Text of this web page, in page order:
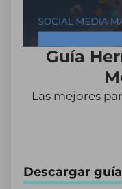
Guía
Las mejores
Descargar guía